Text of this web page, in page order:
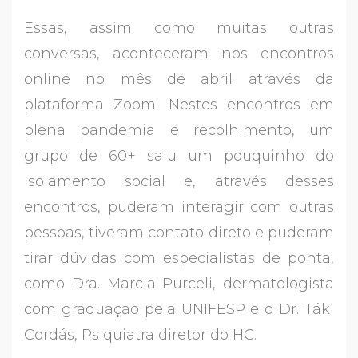
Essas, assim como muitas outras
conversas, aconteceram nos encontros
online no mês de abril através da
plataforma Zoom. Nestes encontros em
plena pandemia e recolhimento, um
grupo de 60+ saiu um pouquinho do
isolamento social e, através desses
encontros, puderam interagir com outras
pessoas, tiveram contato direto e puderam
tirar dúvidas com especialistas de ponta,
como Dra. Marcia Purceli, dermatologista
com graduação pela UNIFESP e o Dr. Táki
Cordás, Psiquiatra diretor do HC.